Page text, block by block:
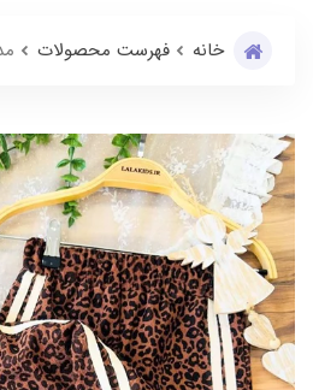
خانه فهرست محصولات